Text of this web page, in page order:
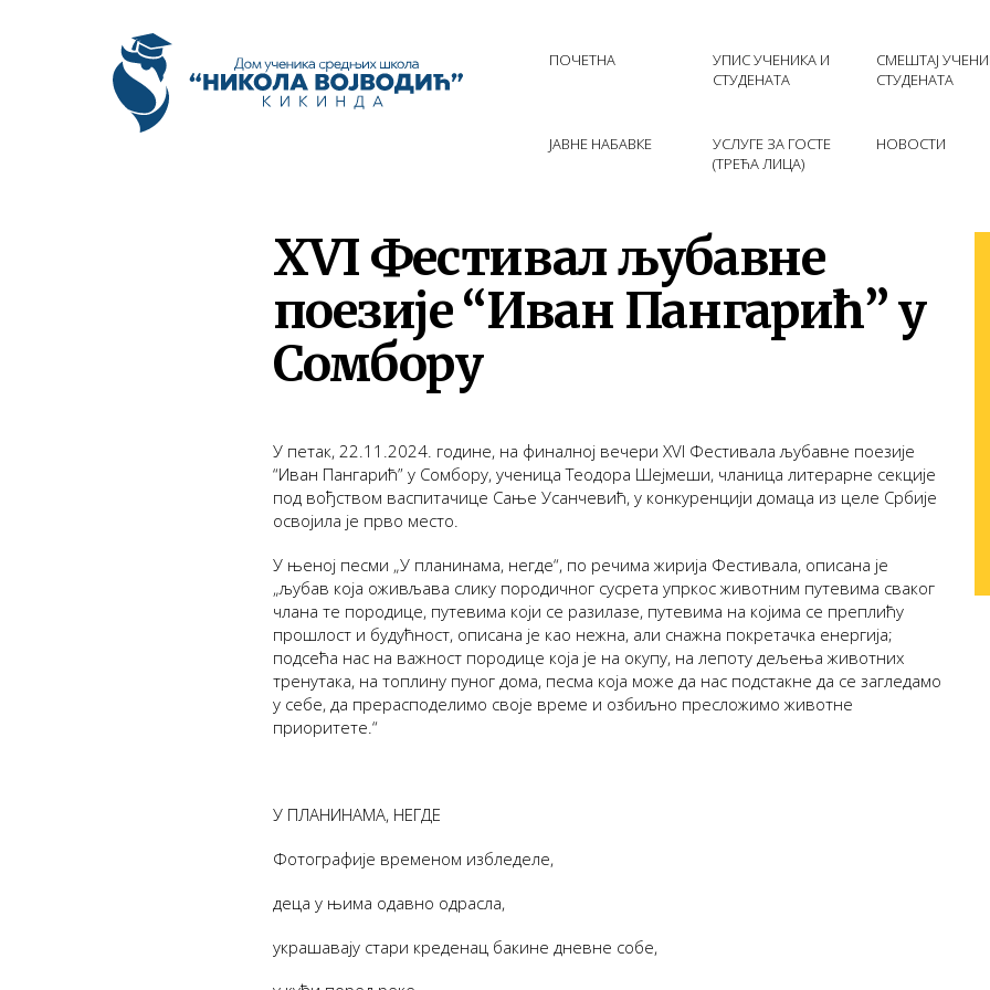
ПОЧЕТНА
УПИС УЧЕНИКА И
СТУДЕНАТА
СМЕШТАЈ
СТУДЕНАТА
ЈАВНЕ НАБАВКЕ
УСЛУГЕ ЗА ГОСТЕ
(ТРЕЋА ЛИЦА)
НОВОСТИ
XVI Фестивал љубавне
поезије “Иван Пангарић” у
Сомбору
У петак, 22.11.2024. године, на финалној вечери XVI Фестивала љубавне поезије
“Иван Пангарић” у Сомбору, ученица Теодора Шејмеши, чланица литерарне секције
под вођством васпитачице Сање Усанчевић, у конкуренцији домаца из целе Србије
освојила је прво место.
У њеној песми „У планинама, негде“, по речима жирија Фестивала, описана је
„љубав која оживљава слику породичног сусрета упркос животним путевима сваког
члана те породице, путевима који се разилазе, путевима на којима се преплићу
прошлост и будућност, описана је као нежна, али снажна покретачка енергија;
подсећа нас на важност породице која је на окупу, на лепоту дељења животних
тренутака, на топлину пуног дома, песма која може да нас подстакне да се загледамо
у себе, да прерасподелимо своје време и озбиљно пресложимо животне
приоритете.“
У ПЛАНИНАМА, НЕГДЕ
Фотографије временом избледеле,
деца у њима одавно одрасла,
украшавају стари креденац бакине дневне собе,